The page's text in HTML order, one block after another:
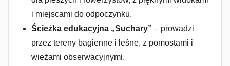
i miejscami do odpoczynku.
Ścieżka edukacyjna „Suchary” – prowadzi
przez tereny bagienne i leśne, z pomostami i
wieżami obserwacyjnymi.